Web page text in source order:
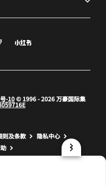
飞猪
开新窗口打开新窗口
-10© 1996 - 2026 万豪国际集
口
则及条款 打开新窗口
隐私中心